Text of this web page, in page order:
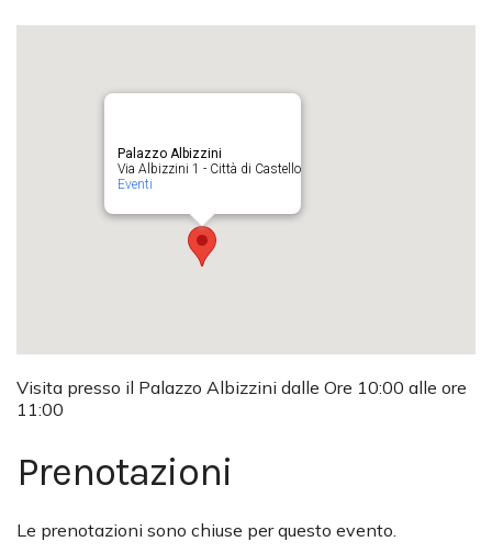
Palazzo Albizzini
Via Albizzini 1 - Città di Castello
Eventi
Visita presso il Palazzo Albizzini dalle Ore 10:00 alle ore
11:00
Prenotazioni
Le prenotazioni sono chiuse per questo evento.